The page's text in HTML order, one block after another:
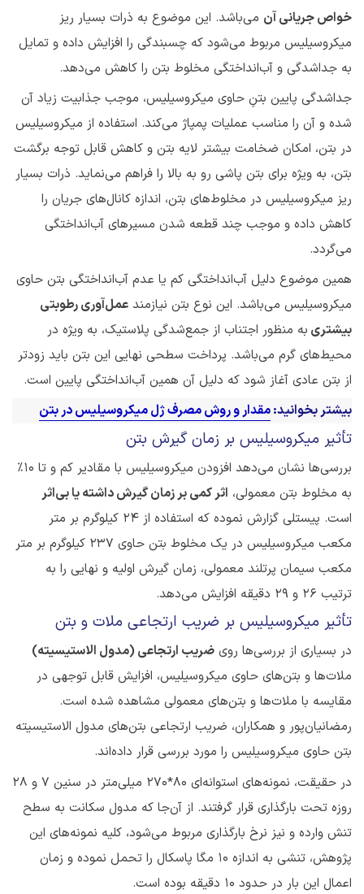
خواص جریانی آن می‌باشد. این موضوع به ذرات بسیار ریز
میکروسیلیس مربوط می‌شود که چسبندگی را افزایش داده و تمایل
به جداشدگی و آب‌انداختگی مخلوط بتن را کاهش می‌دهد.
جداشدگی پایین بتنِ حاوی میکروسیلیس، موجب جذابیت زیاد آن
شده و آن را مناسب عملیات پمپاژ می‌کند. استفاده از میکروسیلیس
در بتن، امکان ضخامت بیشتر لایه بتن و کاهش قابل توجه برگشت
بتن، به ویژه برای بتن پاشی رو به بالا را فراهم می‌نماید. ذرات بسیار
ریز میکروسیلیس در مخلوط‌های بتن، اندازه کانال‌های جریان را
کاهش داده و موجب چند قطعه شدن مسیرهای آب‌انداختگی
می‌گردد.
همین موضوع دلیل آب‌انداختگی کم یا عدم آب‌انداختگی بتن حاوی
میکروسیلیس می‌باشد. این نوع بتن نیازمند عمل‌آوری رطوبتی
بیشتری به منظور اجتناب از جمع‌شدگی پلاستیک، به ویژه در
محیط‌های گرم می‌باشد. پرداخت سطحی نهایی این بتن باید زودتر
از بتن عادی آغاز شود که دلیل آن همین آب‌انداختگی پایین است.
بیشتر بخوانید:مقدار و روش مصرف ژل میکروسیلیس در بتن
تأثیر میکروسیلیس بر زمان گیرش بتن
بررسی‌ها نشان می‌دهد افزودن میکروسیلیس با مقادیر کم و تا ۱۰٪
به مخلوط بتن معمولی، اثر کمی بر زمان گیرش داشته یا بی‌اثر
است. پیستلی گزارش نموده که استفاده از ۲۴ کیلوگرم بر متر
مکعب میکروسیلیس در یک مخلوط بتن حاوی ۲۳۷ کیلوگرم بر متر
مکعب سیمان پرتلند معمولی، زمان گیرش اولیه و نهایی را به
ترتیب ۲۶ و ۲۹ دقیقه افزایش می‌دهد.
تأثیر میکروسیلیس بر ضریب ارتجاعی ملات و بتن
در بسیاری از بررسی‌ها روی ضریب ارتجاعی (مدول الاستیسیته)
ملات‌ها و بتن‌های حاوی میکروسیلیس، افزایش قابل توجهی در
مقایسه با ملات‌ها و بتن‌های معمولی مشاهده شده است.
رمضانیان‌پور و همکاران، ضریب ارتجاعی بتن‌های مدول الاستیسیته
بتن حاوی میکروسیلیس را مورد بررسی قرار داده‌اند.
در حقیقت، نمونه‌های استوانه‌ای 80*270 میلی‌متر در سنین ۷ و ۲۸
روزه تحت بارگذاری قرار گرفتند. از آن‌جا که مدول سکانت به سطح
تنش وارده و نیز نرخ بارگذاری مربوط می‌شود، کلیه نمونه‌های این
پژوهش، تنشی به اندازه ۱۰ مگا پاسکال را تحمل نموده و زمان
اعمال این بار در حدود ۱۰ دقیقه بوده است.